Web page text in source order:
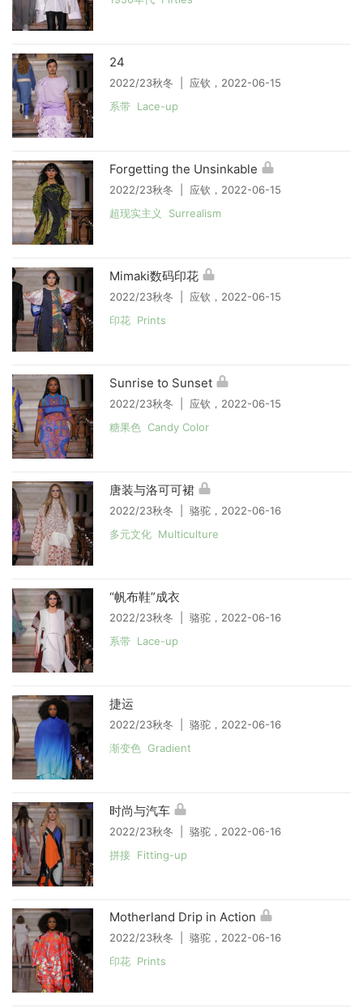
24
2022/23秋冬 | 应钦，2022-06-15
系带 Lace-up
Forgetting the Unsinkable
2022/23秋冬 | 应钦，2022-06-15
超现实主义 Surrealism
Mimaki数码印花
2022/23秋冬 | 应钦，2022-06-15
印花 Prints
Sunrise to Sunset
2022/23秋冬 | 应钦，2022-06-15
糖果色 Candy Color
唐装与洛可可裙
2022/23秋冬 | 骆驼，2022-06-16
多元文化 Multiculture
“帆布鞋”成衣
2022/23秋冬 | 骆驼，2022-06-16
系带 Lace-up
捷运
2022/23秋冬 | 骆驼，2022-06-16
渐变色 Gradient
时尚与汽车
2022/23秋冬 | 骆驼，2022-06-16
拼接 Fitting-up
Motherland Drip in Action
2022/23秋冬 | 骆驼，2022-06-16
印花 Prints